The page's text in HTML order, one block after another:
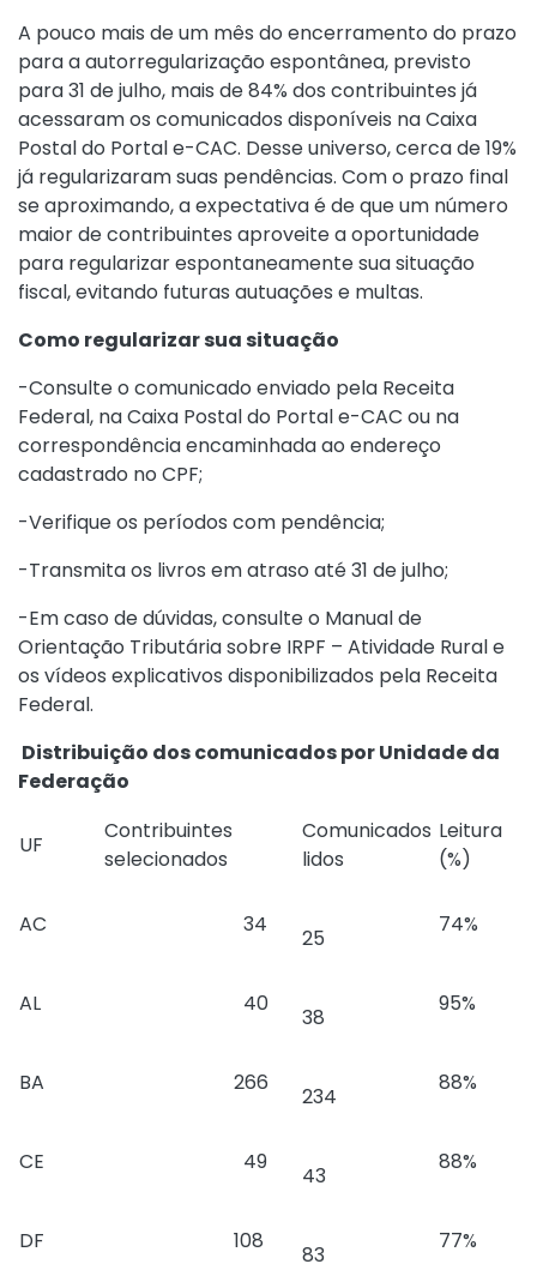
A pouco mais de um mês do encerramento do prazo
para a autorregularização espontânea, previsto
para 31 de julho, mais de 84% dos contribuintes já
acessaram os comunicados disponíveis na Caixa
Postal do Portal e-CAC. Desse universo, cerca de 19%
já regularizaram suas pendências. Com o prazo final
se aproximando, a expectativa é de que um número
maior de contribuintes aproveite a oportunidade
para regularizar espontaneamente sua situação
fiscal, evitando futuras autuações e multas.
Como regularizar sua situação
-Consulte o comunicado enviado pela Receita
Federal, na Caixa Postal do Portal e-CAC ou na
correspondência encaminhada ao endereço
cadastrado no CPF;
-Verifique os períodos com pendência;
-Transmita os livros em atraso até 31 de julho;
-Em caso de dúvidas, consulteo Manual de
Orientação Tributária sobre IRPF – Atividade Rurale
os vídeos explicativos disponibilizados pela Receita
Federal.
Distribuição dos comunicados por Unidade da
Federação
UF
Contribuintes
selecionados
Comunicados
lidos
Leitura
(%)
AC 34
25
74%
AL 40
38
95%
BA 266
234
88%
CE 49
43
88%
DF 108
83
77%